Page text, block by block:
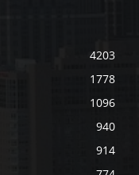
4203
1778
1096
940
914